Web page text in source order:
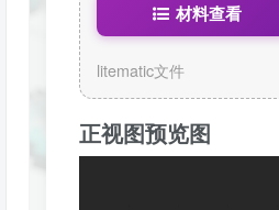
材料查看
litematic文件
正视图预览图